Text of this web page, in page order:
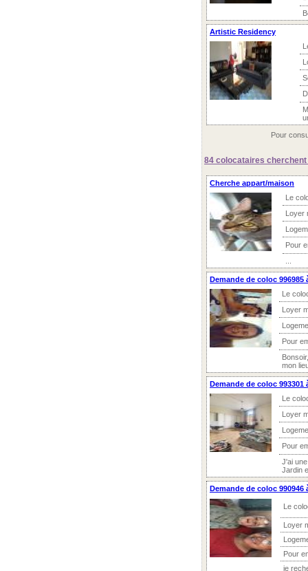
Artistic Residency
Pour
84 colocataires cherchent
Cherche appart/maison
Le
Loyer
Pour
Demande de coloc 996985
Le
Loyer
Pour
mon
Demande de coloc 993301
Le
Loyer
Pour
J'ai
Jardin
Demande de coloc 990946
Le
Loyer
Pour
je